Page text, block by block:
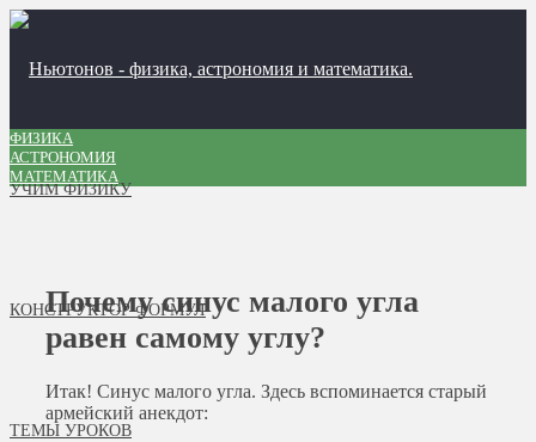
УЧИМ ФИЗИКУ
КОНСТРУКТОР ФОРМУЛ
ТЕМЫ УРОКОВ
ФИЗИКА
АСТРОНОМИЯ
МАТЕМАТИКА
Почему синус малого угла
равен самому углу?
Итак! Синус малого угла. Здесь вспоминается старый
армейский анекдот: